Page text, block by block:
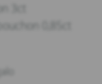
3ct
0,85ct